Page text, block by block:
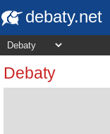
debaty.net
Debaty